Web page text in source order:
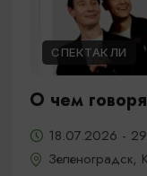
СПЕКТАКЛИ
О чем
18.07.2026 -
Зеленоградск,